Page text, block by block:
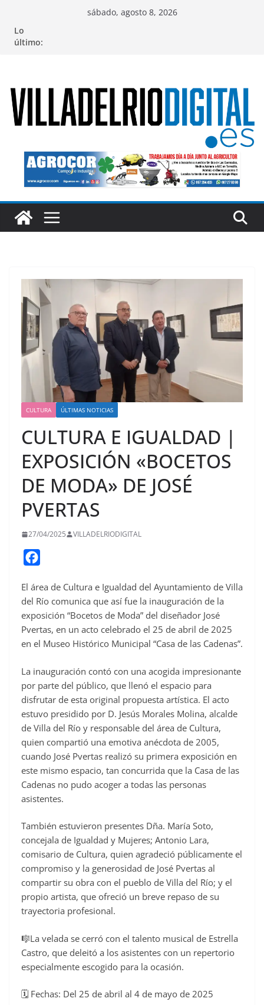
contenido
sábado, agosto 8, 2026
Lo
último:
CULTURA ÚLTIMAS NOTICIAS
CULTURA E IGUALDAD |
EXPOSICIÓN «BOCETOS
DE MODA» DE JOSÉ
PVERTAS
27/04/2025 VILLADELRIODIGITAL
c
e
o
k
El área de Cultura e Igualdad del Ayuntamiento de Villa
del Río comunica que así fue la inauguración de la
exposición “Bocetos de Moda” del diseñador José
Pvertas, en un acto celebrado el 25 de abril de 2025
en el Museo Histórico Municipal “Casa de las Cadenas”.
La inauguración contó con una acogida impresionante
por parte del público, que llenó el espacio para
disfrutar de esta original propuesta artística. El acto
estuvo presidido por D. Jesús Morales Molina, alcalde
de Villa del Río y responsable del área de Cultura,
quien compartió una emotiva anécdota de 2005,
cuando José Pvertas realizó su primera exposición en
este mismo espacio, tan concurrida que la Casa de las
Cadenas no pudo acoger a todas las personas
asistentes.
También estuvieron presentes Dña. María Soto,
concejala de Igualdad y Mujeres; Antonio Lara,
comisario de Cultura, quien agradeció públicamente el
compromiso y la generosidad de José Pvertas al
compartir su obra con el pueblo de Villa del Río; y el
propio artista, que ofreció un breve repaso de su
trayectoria profesional.
🎼La velada se cerró con el talento musical de Estrella
Castro, que deleitó a los asistentes con un repertorio
especialmente escogido para la ocasión.
🗓️ Fechas: Del 25 de abril al 4 de mayo de 2025